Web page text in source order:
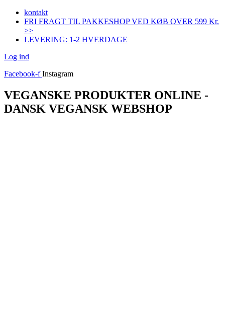
Videre
indhold
kontakt
FRI FRAGT TIL PAKKESHOP VED KØB OVER 599 Kr.
>>
LEVERING: 1-2 HVERDAGE
Log ind
Facebook-f Instagram
VEGANSKE PRODUKTER ONLINE -
DANSK VEGANSK WEBSHOP